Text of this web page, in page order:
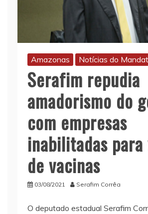
Amazonas Notícias do
Serafim repudia
amadorismo do
com empresas
inabilitadas para
de vacinas
03/08/2021 Serafim Corrêa
O deputado estadual Serafim